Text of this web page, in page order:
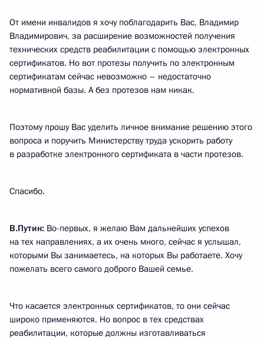
От имени инвалидов я хочу поблагодарить Вас, Владимир
Владимирович, за расширение возможностей получения
технических средств реабилитации с помощью электронных
сертификатов. Но вот протезы получить по электронным
сертификатам сейчас невозможно – недостаточно
нормативной базы. А без протезов нам никак.
Поэтому прошу Вас уделить личное внимание решению этого
вопроса и поручить Министерству труда ускорить работу
в разработке электронного сертификата в части протезов.
Спасибо.
В.Путин: Во-первых, я желаю Вам дальнейших успехов
на тех направлениях, а их очень много, сейчас я услышал,
которыми Вы занимаетесь, на которых Вы работаете. Хочу
пожелать всего самого доброго Вашей семье.
Что касается электронных сертификатов, то они сейчас
широко применяются. Но вопрос в тех средствах
реабилитации, которые должны изготавливаться